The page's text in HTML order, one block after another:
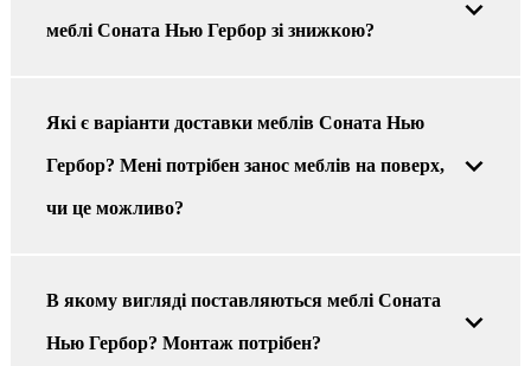
меблі Соната Нью Гербор зі знижкою?
Які є варіанти доставки меблів Соната Нью
Гербор? Мені потрібен занос меблів на поверх,
чи це можливо?
В якому вигляді поставляються меблі Соната
Нью Гербор? Монтаж потрібен?